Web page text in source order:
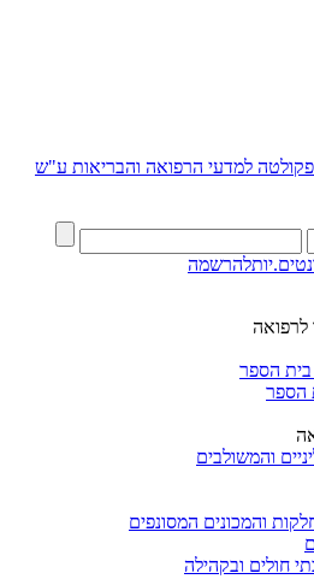
למדעי הרפואה והבריאות ע"ש
להרשמה
לרפואה
הספר
הספר
והמשולבים
והמכונים המסונפים
חולים ובקהילה